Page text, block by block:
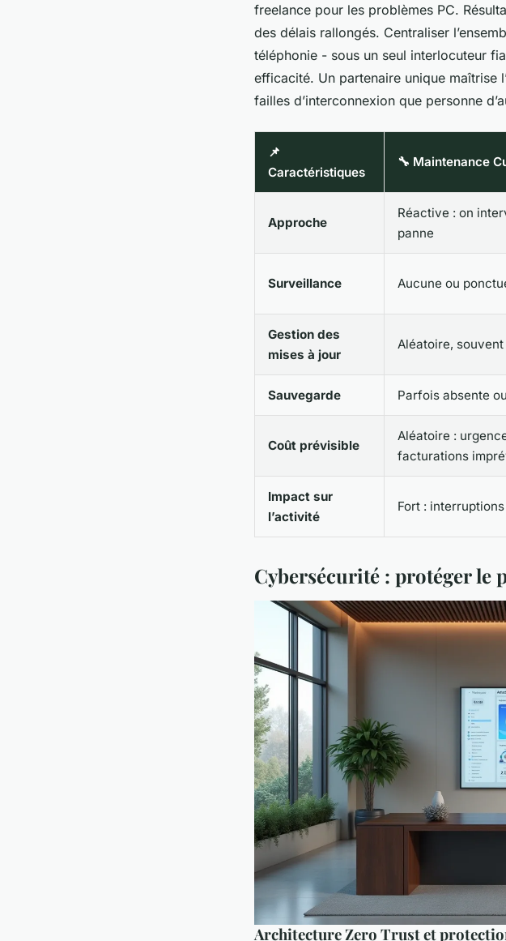
freelance pour les problèmes PC.
des délais rallongés. Centraliser
téléphonie - sous un seul interlocuteur
efficacité. Un partenaire unique maîtrise
failles d’interconnexion que personne
📌
Caractéristiques
🔧 Maintenance
Approche
Réactive : on
panne
Surveillance Aucune ou
Gestion des
mises à jour
Aléatoire,
Sauvegarde Parfois absente
Coût prévisible
Aléatoire :
facturations
Impact sur
l’activité
Fort :
Cybersécurité : protéger
Architecture Zero Trust et